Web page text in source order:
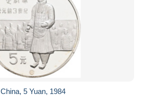
China, 5 Yuan, 1984